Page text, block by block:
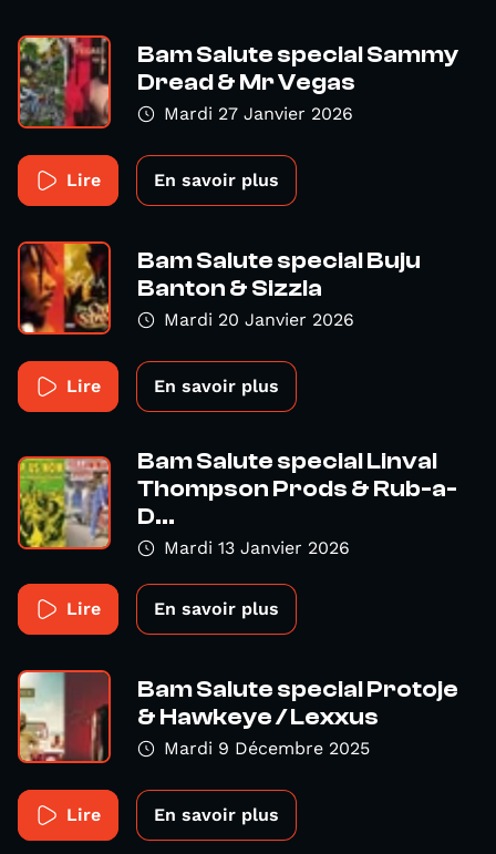
Bam Salute special Sammy
Dread & Mr Vegas
Mardi 27 Janvier 2026
Lire En savoir plus
Bam Salute special Buju
Banton & Sizzla
Mardi 20 Janvier 2026
Lire En savoir plus
Bam Salute special Linval
Thompson Prods & Rub-a-
D...
Mardi 13 Janvier 2026
Lire En savoir plus
Bam Salute special Protoje
& Hawkeye / Lexxus
Mardi 9 Décembre 2025
Lire En savoir plus